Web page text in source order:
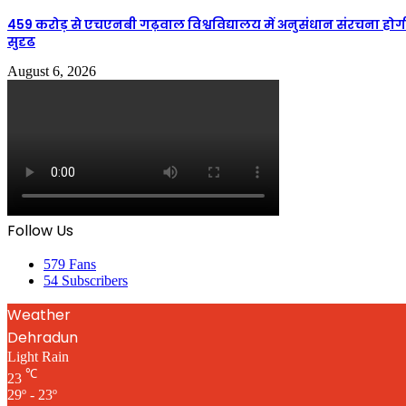
459 करोड़ से एचएनबी गढ़वाल विश्वविद्यालय में अनुसंधान संरचना
सुदृढ
August 6, 2026
Follow Us
579 Fans
54 Subscribers
Weather
Dehradun
Light Rain
23 ℃
29º - 23º